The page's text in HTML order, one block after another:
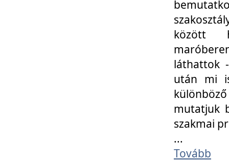
között
láthattok
után mi
mutatjuk
szakmai
...
Tovább